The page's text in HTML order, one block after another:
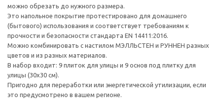
можно обрезать до нужного размера.
Это напольное покрытие протестировано для домашнего
(бытового) использования и соответствует требованиям к
прочности и безопасности стандарта EN 14411:2016.
Можно комбинировать с настилом МЭЛЛЬСТЕН и РУННЕН разных
цветов и из разных материалов.
В набор входит: 9 плиток для улицы и 9 основ под плитку для
улицы (30x30 см).
Пригодно для переработки или энергетической утилизации, если
это предусмотрено в вашем регионе.